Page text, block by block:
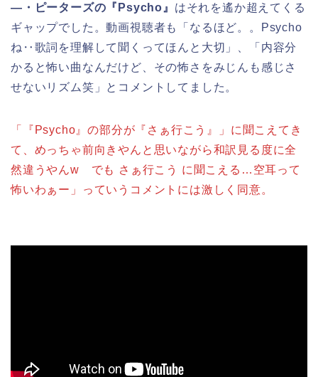
―・ピーターズの『Psycho』 はそれを遙か超えてくる
ギャップでした。動画視聴者も「なるほど。。Psycho
ね‥歌詞を理解して聞くってほんと大切」、「内容分
かると怖い曲なんだけど、その怖さをみじんも感じさ
せないリズム笑」とコメントしてました。
「『Psycho』の部分が『さぁ行こう』」に聞こえてき
て、めっちゃ前向きやんと思いながら和訳見る度に全
然違うやんw でも さぁ行こう に聞こえる…空耳って
怖いわぁー」っていうコメントには激しく同意。